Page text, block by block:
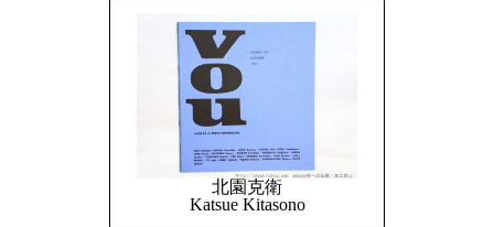
北園克衛
Katsue Kitasono